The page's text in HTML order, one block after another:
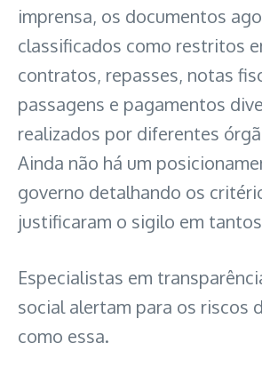
imprensa, os documentos
classificados como restritos
contratos, repasses, notas
passagens e pagamentos
realizados por diferentes
Ainda não há um
governo detalhando os
justificaram o sigilo em
Especialistas em
social alertam para os riscos
como essa.